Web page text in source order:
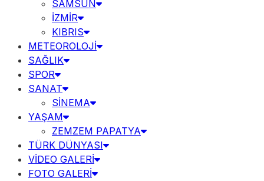
SAMSUN
İZMİR
KIBRIS
METEOROLOJİ
SAĞLIK
SPOR
SANAT
SİNEMA
YAŞAM
ZEMZEM PAPATYA
TÜRK DÜNYASI
VİDEO GALERİ
FOTO GALERİ